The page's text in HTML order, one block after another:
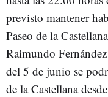
previsto mantener
Paseo de la
Raimundo
del 5 de junio se
de la Castellana